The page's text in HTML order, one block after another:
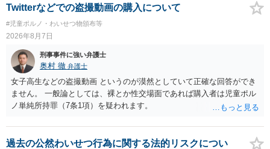
故意があると判断されることは無いかと思います。 ②逮捕、呼び出し
捕、呼び出しされる可能性はどれほどでしょうか？ 誤って当たってし
まっただけであり、さらにその場で女性等のアクションが無かったこ
とからすると、この後に呼び出される可能性は極めて低いと思いま
す。 ③逮捕呼び出しまでの期間 大体どれほどの期間逮捕呼び出しの可
能性があると考えれば良いのでしょうか？ 逮捕や呼び出しの可能性は
極めて低いと思います。 連絡が来ることはないでしょう。
Twitterなどでの盗撮動画の購入について
#児童ポルノ・わいせつ物頒布等
2026年8月7日
刑事事件に強い弁護士
奥村 徹 弁護士
女子高生などの盗撮動画 というのが漠然としていて正確な回答ができ
ません。 一般論としては、裸とか性交場面であれば購入者は児童ポル
ノ単純所持罪（7条1項）を疑われます。
過去の公然わいせつ行為に関する法的リスクについ